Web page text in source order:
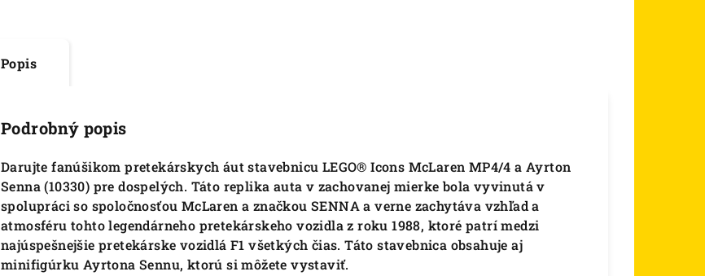
Popis
Podrobný popis
Darujte fanúšikom pretekárskych áut stavebnicu LEGO® Icons McLaren MP4/4 a Ayrton
Senna (10330) pre dospelých. Táto replika auta v zachovanej mierke bola vyvinutá v
spolupráci so spoločnosťou McLaren a značkou SENNA a verne zachytáva vzhľad a
atmosféru tohto legendárneho pretekárskeho vozidla z roku 1988, ktoré patrí medzi
najúspešnejšie pretekárske vozidlá F1 všetkých čias. Táto stavebnica obsahuje aj
minifigúrku Ayrtona Sennu, ktorú si môžete vystaviť.